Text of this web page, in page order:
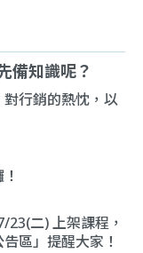
備知識呢？
行銷的熱忱，以
二) 上架課程，
告區」提醒大家！